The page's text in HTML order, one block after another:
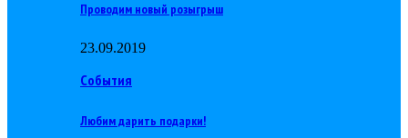
Проводим новый розыгрыш
23.09.2019
События
Любим дарить подарки!